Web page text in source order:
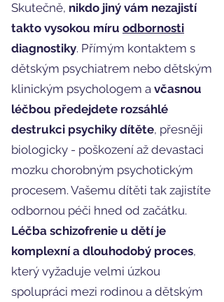
Skutečně, nikdo jiný vám nezajistí
takto vysokou míru odbornosti
diagnostiky. Přímým kontaktem s
dětským psychiatrem nebo dětským
klinickým psychologem a včasnou
léčbou předejdete rozsáhlé
destrukci psychiky dítěte, přesněji
biologicky - poškození až devastaci
mozku chorobným psychotickým
procesem. Vašemu dítěti tak zajistíte
odbornou péči hned od začátku.
Léčba schizofrenie u dětí je
komplexní a dlouhodobý proces,
který vyžaduje velmi úzkou
spolupráci mezi rodinou a dětským